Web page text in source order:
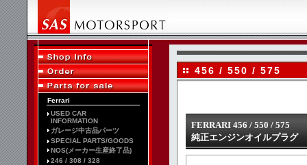
Ferrari
USED CAR
INFORMATION
ガレージ中古品パーツ
SPECIAL PARTS/GOODS
NOS(メーカー生産終了品)
246 / 308 / 328
456 / 550 / 575
FERRARI 456 / 550 / 575
純正エンジンオイルプラグ